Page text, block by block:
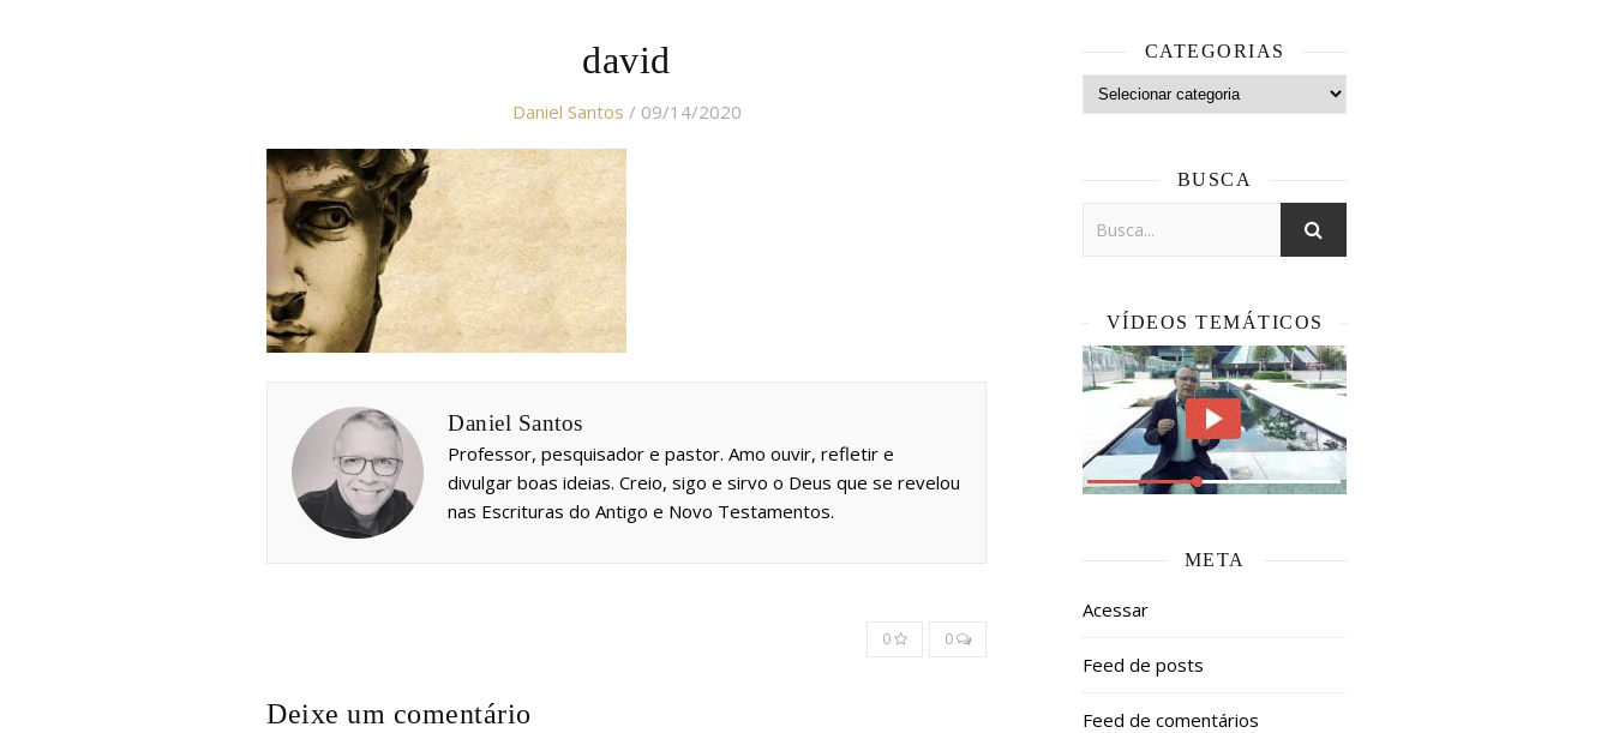
david
Daniel Santos / 09/14/2020
Daniel Santos
Professor, pesquisador e pastor. Amo ouvir, refletir e
divulgar boas ideias. Creio, sigo e sirvo o Deus que se revelou
nas Escrituras do Antigo e Novo Testamentos.
0 0
Deixe um comentário
CATEGORIAS
Categorias
BUSCA
VÍDEOS TEMÁTICOS
META
Acessar
Feed de posts
Feed de comentários